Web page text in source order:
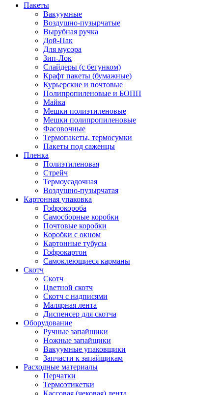
Пакеты
Вакуумные
Воздушно-пузырчатые
Вырубная ручка
Дой-Пак
Для мусора
Зип-Лок
Слайдеры (с бегунком)
Крафт пакеты (бумажные)
Курьерские и почтовые
Полипропиленовые и БОПП
Майка
Мешки полиэтиленовые
Мешки полипропиленовые
Фасовочные
Термопакеты, термосумки
Пакеты под саженцы
Пленка
Полиэтиленовая
Стрейч
Термоусадочная
Воздушно-пузырчатая
Картонная упаковка
Гофрокороба
Самосборные коробки
Почтовые коробки
Коробки с окном
Картонные тубусы
Гофрокартон
Самоклеющиеся карманы
Скотч
Скотч
Цветной скотч
Скотч с надписями
Малярная лента
Диспенсер для скотча
Оборудование
Ручные запайщики
Ножные запайщики
Вакуумные упаковщики
Запчасти к запайщикам
Расходные материалы
Перчатки
Термоэтикетки
Кассовая (чековая) лента